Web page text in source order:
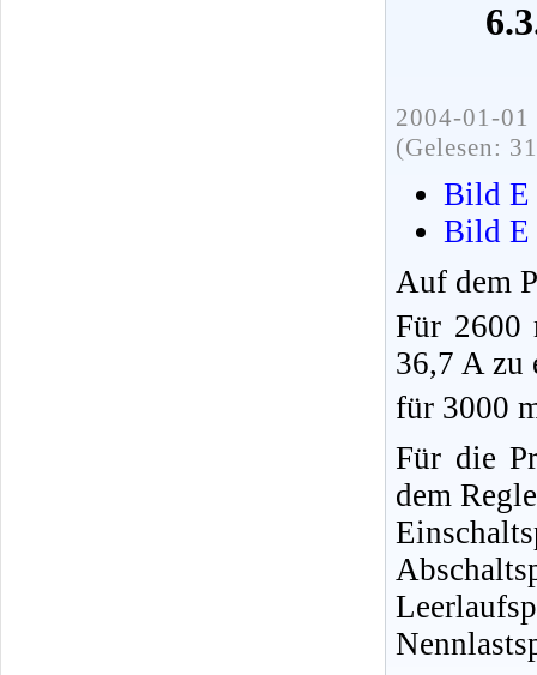
2004-01-
(Gelesen:
Bild E
Bild E
Auf dem
Für 2600
36,7 A zu
für 3000
Für die
dem